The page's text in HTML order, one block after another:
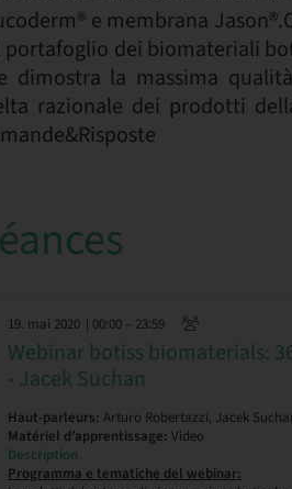
e membrana
portafoglio dei biomateriali
dimostra la massima
razionale dei prodotti
19. mai 2020 | 00:00 – 23:59
Webinar botiss biomaterials:
- Jacek Suchan
Haut-parleurs: Arturo Robertazzi, Jacek
Matériel d’apprentissage: Video
Description
Programma e tematiche del webinar: